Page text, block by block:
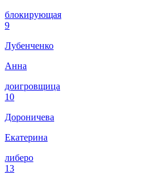
блокирующая
9
Лубенченко
Анна
доигровщица
10
Дороничева
Екатерина
либеро
13